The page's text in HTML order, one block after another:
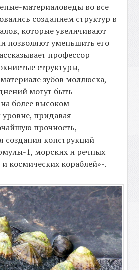
материаловеды во все
созданием структур в
которые увеличивают
позволяют уменьшить его
профессор
структуры,
зубов моллюска,
могут быть
более высоком
придавая
прочность,
создания конструкций
1, морских и речных
космических кораблей»-.